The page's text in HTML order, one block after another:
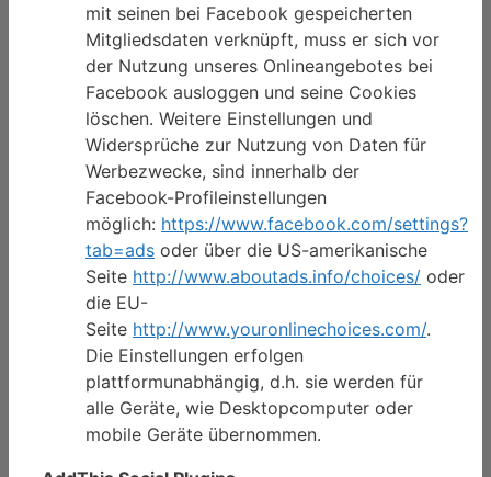
mit seinen bei Facebook gespeicherten
Mitgliedsdaten verknüpft, muss er sich vor
der Nutzung unseres Onlineangebotes bei
Facebook ausloggen und seine Cookies
löschen. Weitere Einstellungen und
Widersprüche zur Nutzung von Daten für
Werbezwecke, sind innerhalb der
Facebook-Profileinstellungen
möglich: https://www.facebook.com/settings?
tab=ads oder über die US-amerikanische
Seite http://www.aboutads.info/choices/ oder
die EU-
Seite http://www.youronlinechoices.com/.
Die Einstellungen erfolgen
plattformunabhängig, d.h. sie werden für
alle Geräte, wie Desktopcomputer oder
mobile Geräte übernommen.